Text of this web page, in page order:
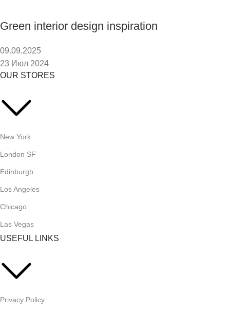
Green interior design inspiration
09.09.2025
23 Июл 2024
OUR STORES
New York
London SF
Edinburgh
Los Angeles
Chicago
Las Vegas
USEFUL LINKS
Privacy Policy